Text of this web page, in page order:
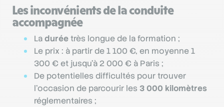
Les inconvénients de la conduite
accompagnée
Laduréetrès longue de la formation ;
Le prix : à partir de 1 100 €, en moyenne 1
300 € et jusqu'à 2 000 € à Paris ;
De potentielles difficultés pour trouver
l'occasion de parcourir les 3 000 kilomètres
réglementaires ;